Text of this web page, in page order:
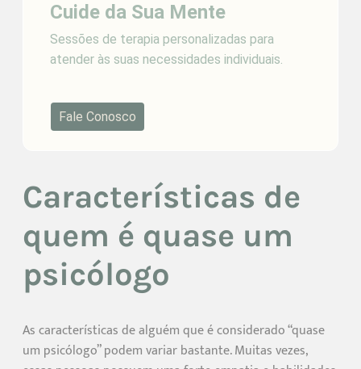
Cuide da Sua Mente
Sessões de terapia personalizadas para
atender às suas necessidades individuais.
Fale Conosco
Características de
quem é quase um
psicólogo
As características de alguém que é considerado “quase
um psicólogo” podem variar bastante. Muitas vezes,